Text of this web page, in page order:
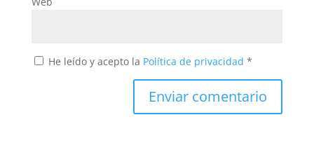
He leído y acepto la Política de privacidad *